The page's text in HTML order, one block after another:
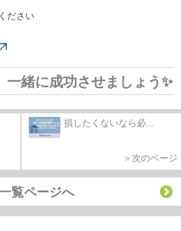
ださい
一緒に成功させましょう✨
損したくないなら必...
＞次のページ
覧ページへ